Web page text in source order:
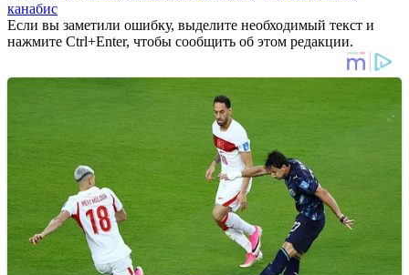
канабис
Если вы заметили ошибку, выделите необходимый текст и
нажмите Ctrl+Enter, чтобы сообщить об этом редакции.